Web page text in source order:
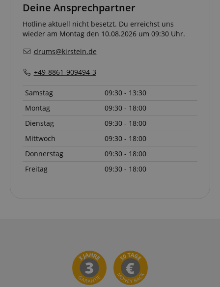
Deine Ansprechpartner
Hotline aktuell nicht besetzt. Du erreichst uns
wieder am Montag den 10.08.2026 um 09:30 Uhr.
drums@kirstein.de
+49-8861-909494-3
Samstag
09:30 - 13:30
Montag
09:30 - 18:00
Dienstag
09:30 - 18:00
Mittwoch
09:30 - 18:00
Donnerstag
09:30 - 18:00
Freitag
09:30 - 18:00